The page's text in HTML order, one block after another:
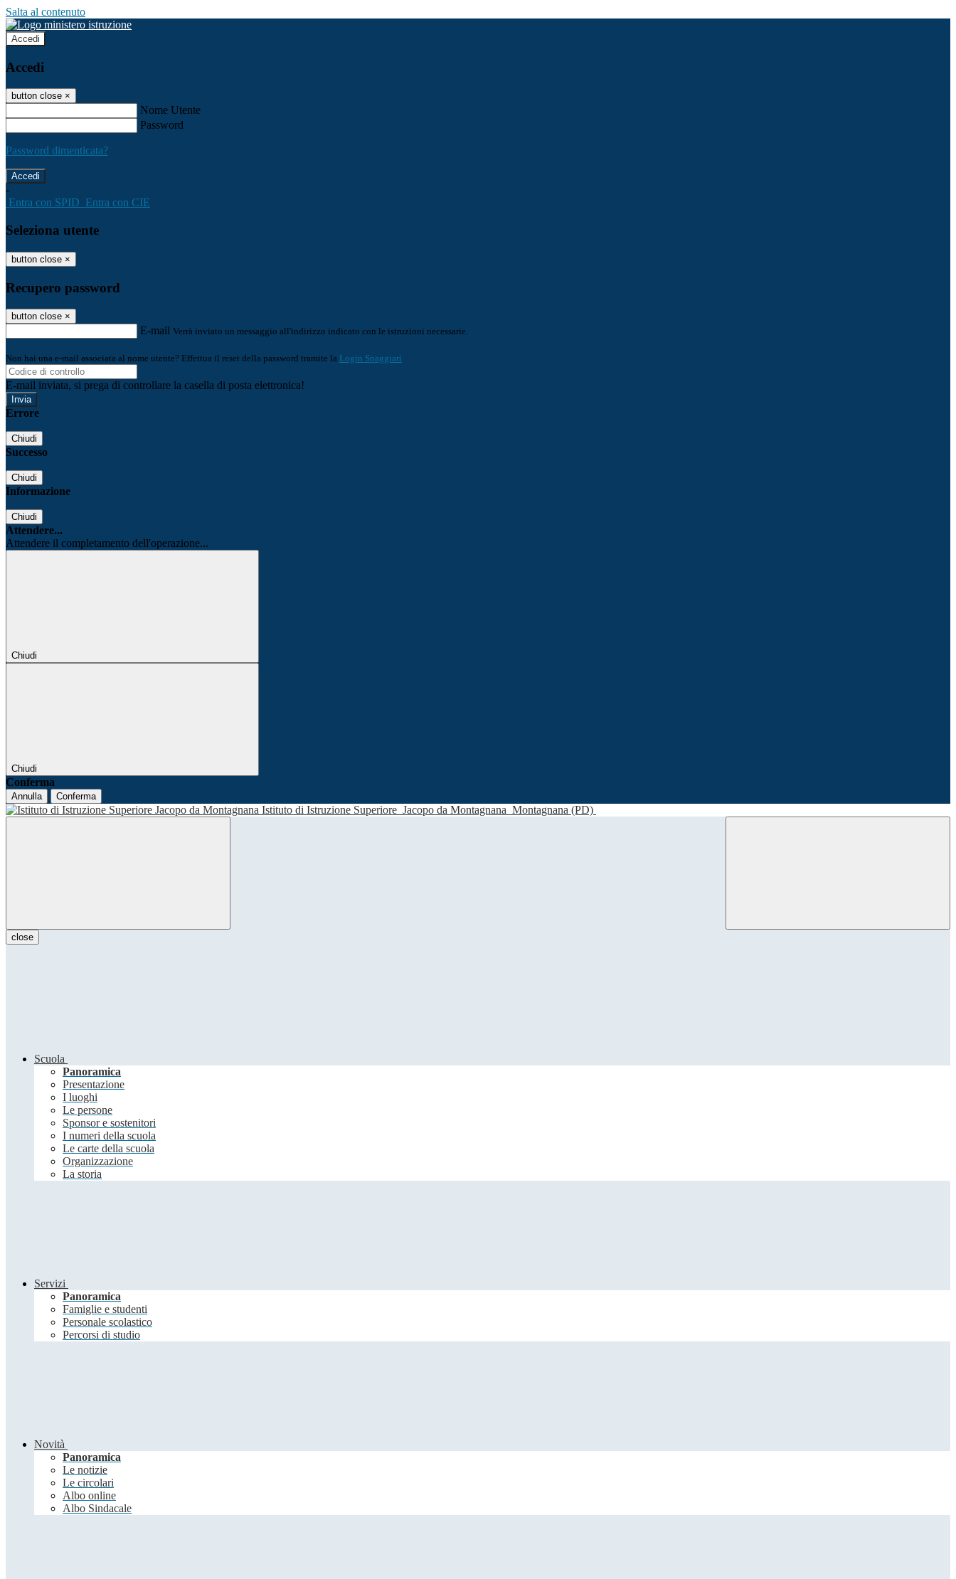
Salta al contenuto
Accedi
Accedi
button close ×
Nome Utente
Password
Password dimenticata?
-
Entra con SPID Entra con CIE
Seleziona utente
button close ×
Recupero password
button close ×
E-mail Verrà inviato un messaggio all'indirizzo indicato con le istruzioni necessarie.
Non hai una e-mail associata al nome utente? Effettua il reset della password tramite la Login Spaggiari
E-mail inviata, si prega di controllare la casella di posta elettronica!
Errore
Chiudi
Successo
Chiudi
Informazione
Chiudi
Attendere...
Attendere il completamento dell'operazione...
Chiudi
Chiudi
Conferma
Annulla Conferma
Istituto di Istruzione Superiore Jacopo da Montagnana Montagnana (PD)
close
Scuola
Panoramica
Presentazione
I luoghi
Le persone
Sponsor e sostenitori
I numeri della scuola
Le carte della scuola
Organizzazione
La storia
Servizi
Panoramica
Famiglie e studenti
Personale scolastico
Percorsi di studio
Novità
Panoramica
Le notizie
Le circolari
Albo online
Albo Sindacale